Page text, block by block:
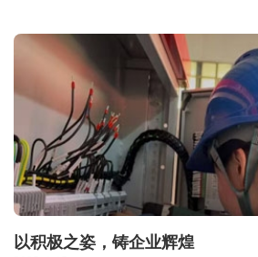
以积极之姿，铸企业辉煌